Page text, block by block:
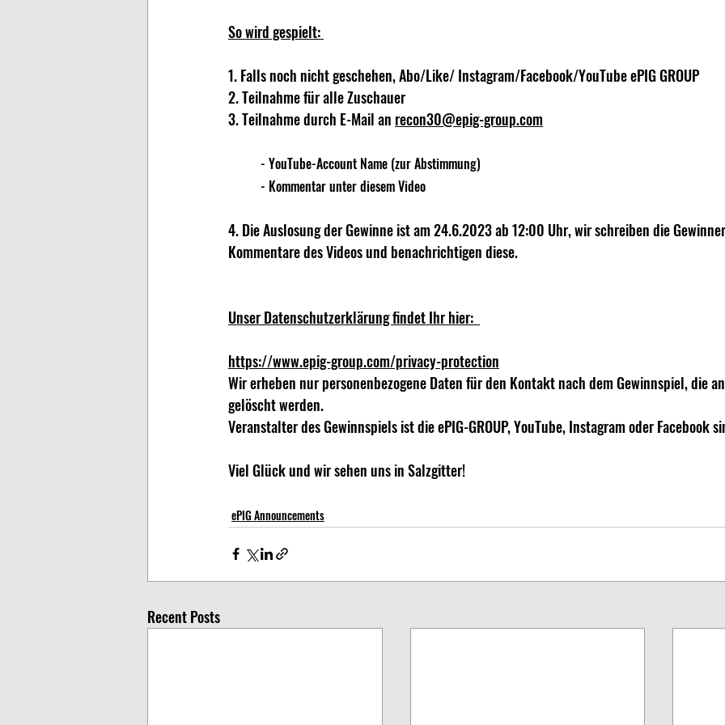
So wird gespielt:
1. Falls noch nicht geschehen, Abo/Like/ Instagram/Facebook/YouTube ePIG GROUP
2. Teilnahme für alle Zuschauer
3. Teilnahme durch E-Mail an recon30@epig-group.com
	- YouTube-Account Name (zur Abstimmung)
	- Kommentar unter diesem Video
4. Die Auslosung der Gewinne ist am 24.6.2023 ab 12:00 Uhr, wir schreiben die
Kommentare des Videos und benachrichtigen diese.
Unser Datenschutzerklärung findet Ihr hier:
https://www.epig-group.com/privacy-protection
Wir erheben nur personenbezogene Daten für den Kontakt nach dem Gewinnspiel, die
gelöscht werden.
Veranstalter des Gewinnspiels ist die ePIG-GROUP, YouTube, Instagram oder Facebook
Viel Glück und wir sehen uns in Salzgitter!
ePIG Announcements
Recent Posts